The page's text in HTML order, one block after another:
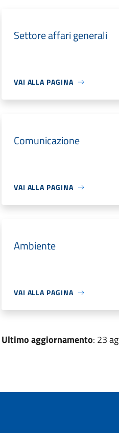
Settore affari generali
VAI ALLA PAGINA
Comunicazione
VAI ALLA PAGINA
Ambiente
VAI ALLA PAGINA
Ultimo aggiornamento: 23